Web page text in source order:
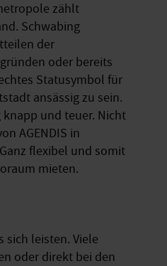
zählt
Schwabing
der
oder bereits
Statusymbol für
ansässig zu sein.
und teuer. Nicht
AGENDIS in
flexibel und somit
mieten.
leisten. Viele
oder direkt bei den